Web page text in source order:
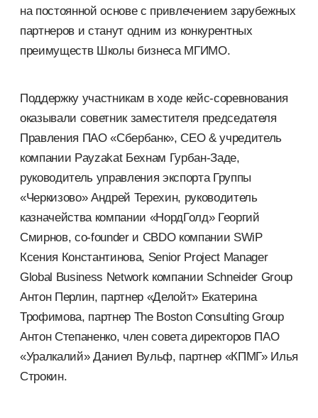
на постоянной основе с привлечением зарубежных
партнеров и станут одним из конкурентных
преимуществ Школы бизнеса МГИМО.
Поддержку участникам в ходе кейс-соревнования
оказывали советник заместителя председателя
Правления ПАО «Сбербанк», CEO & учредитель
компании Payzakat Бехнам Гурбан-Заде,
руководитель управления экспорта Группы
«Черкизово» Андрей Терехин, руководитель
казначейства компании «НордГолд» Георгий
Смирнов, сo-founder и CBDO компании SWiP
Ксения Константинова, Senior Project Manager
Global Business Network компании Schneider Group
Антон Перлин, партнер «Делойт» Екатерина
Трофимова, партнер The Boston Consulting Group
Антон Степаненко, член совета директоров ПАО
«Уралкалий» Даниел Вульф, партнер «КПМГ» Илья
Строкин.